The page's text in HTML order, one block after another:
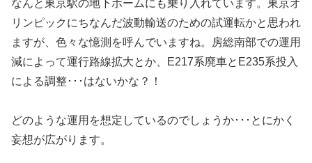
なんと東京駅の地下ホームにも乗り入れています。東京オ
リンピックにちなんだ波動輸送のための試運転かと思われ
ますが、色々な憶測を呼んでいますね。房総南部での運用
減によって運行路線拡大とか、E217系廃車とE235系投入
による調整･･･はないかな？！
どのような運用を想定しているのでしょうか･･･とにかく
妄想が広がります。